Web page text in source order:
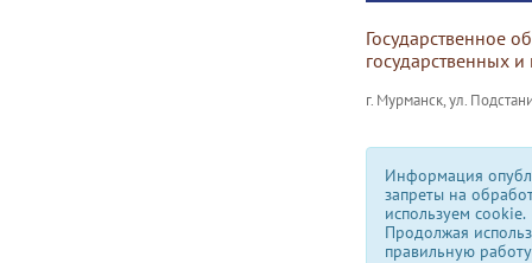
Государственное
государственных
г. Мурманск, ул.
Информация
запреты на
используем сookie.
Продолжая
правильную